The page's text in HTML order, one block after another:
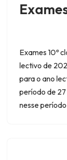
Exames 10ª
lectivo de
para o ano
período de
nesse